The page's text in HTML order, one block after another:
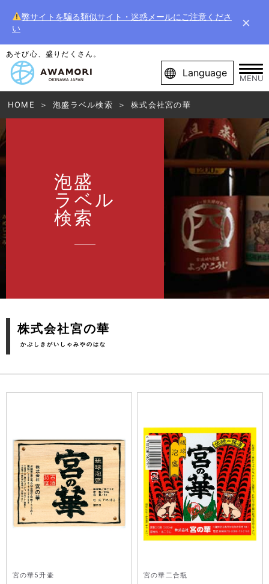
弊サイトを騙る類似サイト・迷惑メールにご注意くださ
い
×
あそび心、盛りだくさん。
Language MENU
HOME 泡盛ラベル検索 株式会社宮の華
泡盛
ラベル
検索
株式会社宮の華
かぶしきがいしゃみやのはな
宮の華5升壷 宮の華二合瓶